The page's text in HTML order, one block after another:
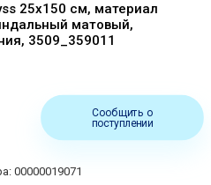
25x150 см, материал
матовый,
3509_359011
Сообщить о
поступлении
00000019071